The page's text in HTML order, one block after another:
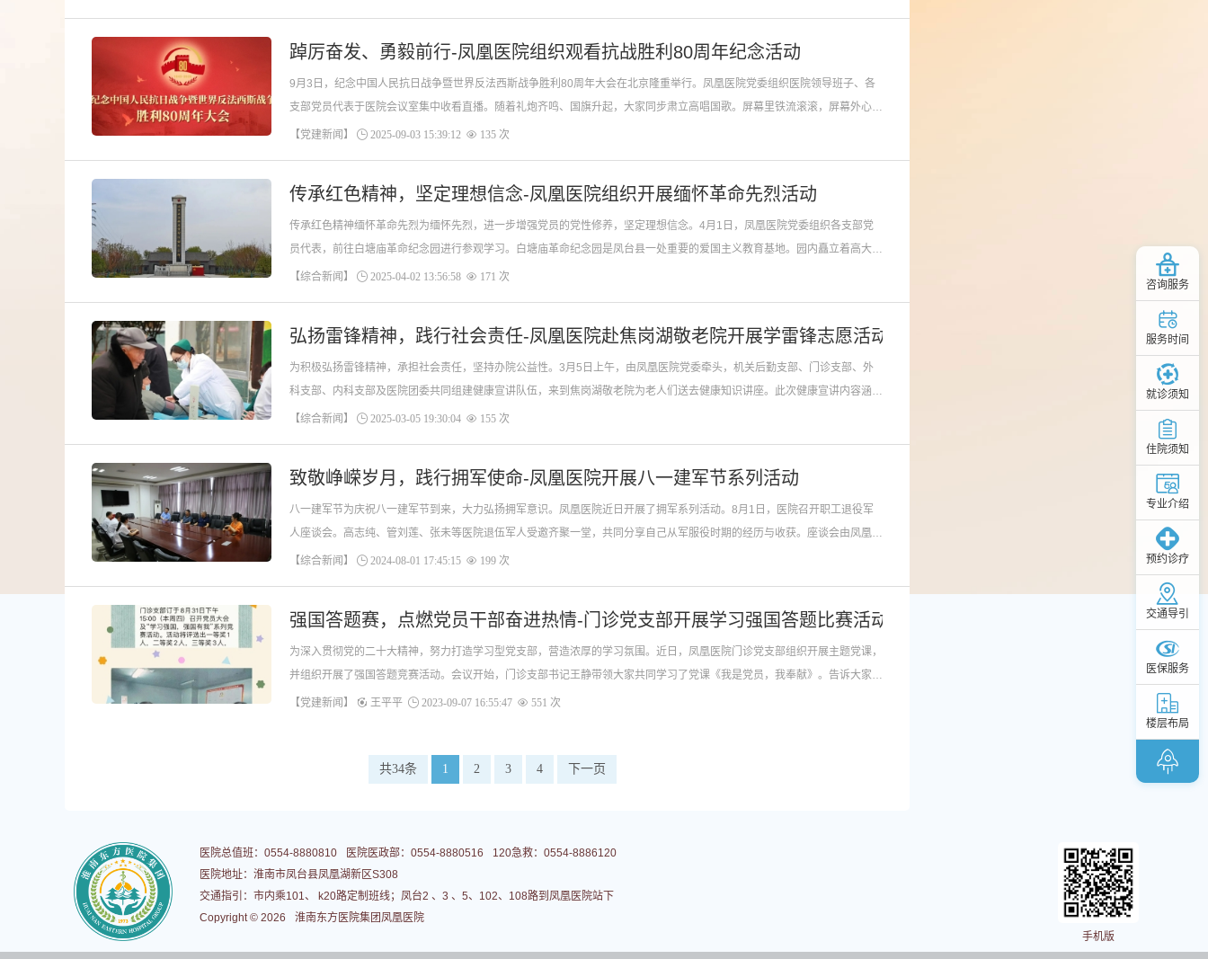
踔厉奋发、勇毅前行-凤凰医院组织观看抗战胜利80周年纪念活动
9月3日，纪念中国人民抗日战争暨世界反法西斯战争胜利80周年大会在北京隆重举行。凤凰医院党委组织医院领导班子、各
支部党员代表于医院会议室集中收看直播。随着礼炮齐鸣、国旗升起，大家同步肃立高唱国歌。屏幕里铁流滚滚，屏幕外心潮
澎湃，自豪与崇敬在每个人胸中激荡。80年前的今天，中
【党建新闻】 2025-09-03 15:39:12 135 次
传承红色精神，坚定理想信念-凤凰医院组织开展缅怀革命先烈活动
传承红色精神缅怀革命先烈为缅怀先烈，进一步增强党员的党性修养，坚定理想信念。4月1日，凤凰医院党委组织各支部党
员代表，前往白塘庙革命纪念园进行参观学习。白塘庙革命纪念园是凤台县一处重要的爱国主义教育基地。园内矗立着高大的
革命烈士纪念碑，碑上刻有“白塘庙革命活动纪念碑”
【综合新闻】 2025-04-02 13:56:58 171 次
弘扬雷锋精神，践行社会责任-凤凰医院赴焦岗湖敬老院开展学雷锋志愿活动
为积极弘扬雷锋精神，承担社会责任，坚持办院公益性。3月5日上午，由凤凰医院党委牵头，机关后勤支部、门诊支部、外
科支部、内科支部及医院团委共同组建健康宣讲队伍，来到焦岗湖敬老院为老人们送去健康知识讲座。此次健康宣讲内容涵盖
了内科、外科等多个临床专业，得到了科室党员同志的积极响应。敬老院内，医务人员针对...
【综合新闻】 2025-03-05 19:30:04 155 次
致敬峥嵘岁月，践行拥军使命-凤凰医院开展八一建军节系列活动
八一建军节为庆祝八一建军节到来，大力弘扬拥军意识。凤凰医院近日开展了拥军系列活动。8月1日，医院召开职工退役军
人座谈会。高志纯、管刘莲、张未等医院退伍军人受邀齐聚一堂，共同分享自己从军服役时期的经历与收获。座谈会由凤凰医
院党委委员、工会主席胡义标副院长主持。凤凰医院心
【综合新闻】 2024-08-01 17:45:15 199 次
强国答题赛，点燃党员干部奋进热情-门诊党支部开展学习强国答题比赛活动
为深入贯彻党的二十大精神，努力打造学习型党支部，营造浓厚的学习氛围。近日，凤凰医院门诊党支部组织开展主题党课，
并组织开展了强国答题竞赛活动。会议开始，门诊支部书记王静带领大家共同学习了党课《我是党员，我奉献》。告诉大家党
员是一个标杆，也是一个标准，更是一个高度。党员
【党建新闻】 王平平 2023-09-07 16:55:47 551 次
共34条 1 2 3 4 下一页
医院总值班：0554-8880810 医院医政部：0554-8880516
120急救：0554-8886120
医院地址：淮南市凤台县凤凰湖新区S308
交通指引：市内乘101、 k20路定制班线；凤台2 、3 、5、102、108路到凤凰医院站下
Copyright © 2026
淮南东方医院集团凤凰医院
手机版
咨询服务
服务时间
就诊须知
住院须知
专业介绍
预约诊疗
交通导引
医保服务
楼层布局